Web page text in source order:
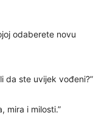
odaberete novu
da ste uvijek vođeni?”
mira i milosti.”